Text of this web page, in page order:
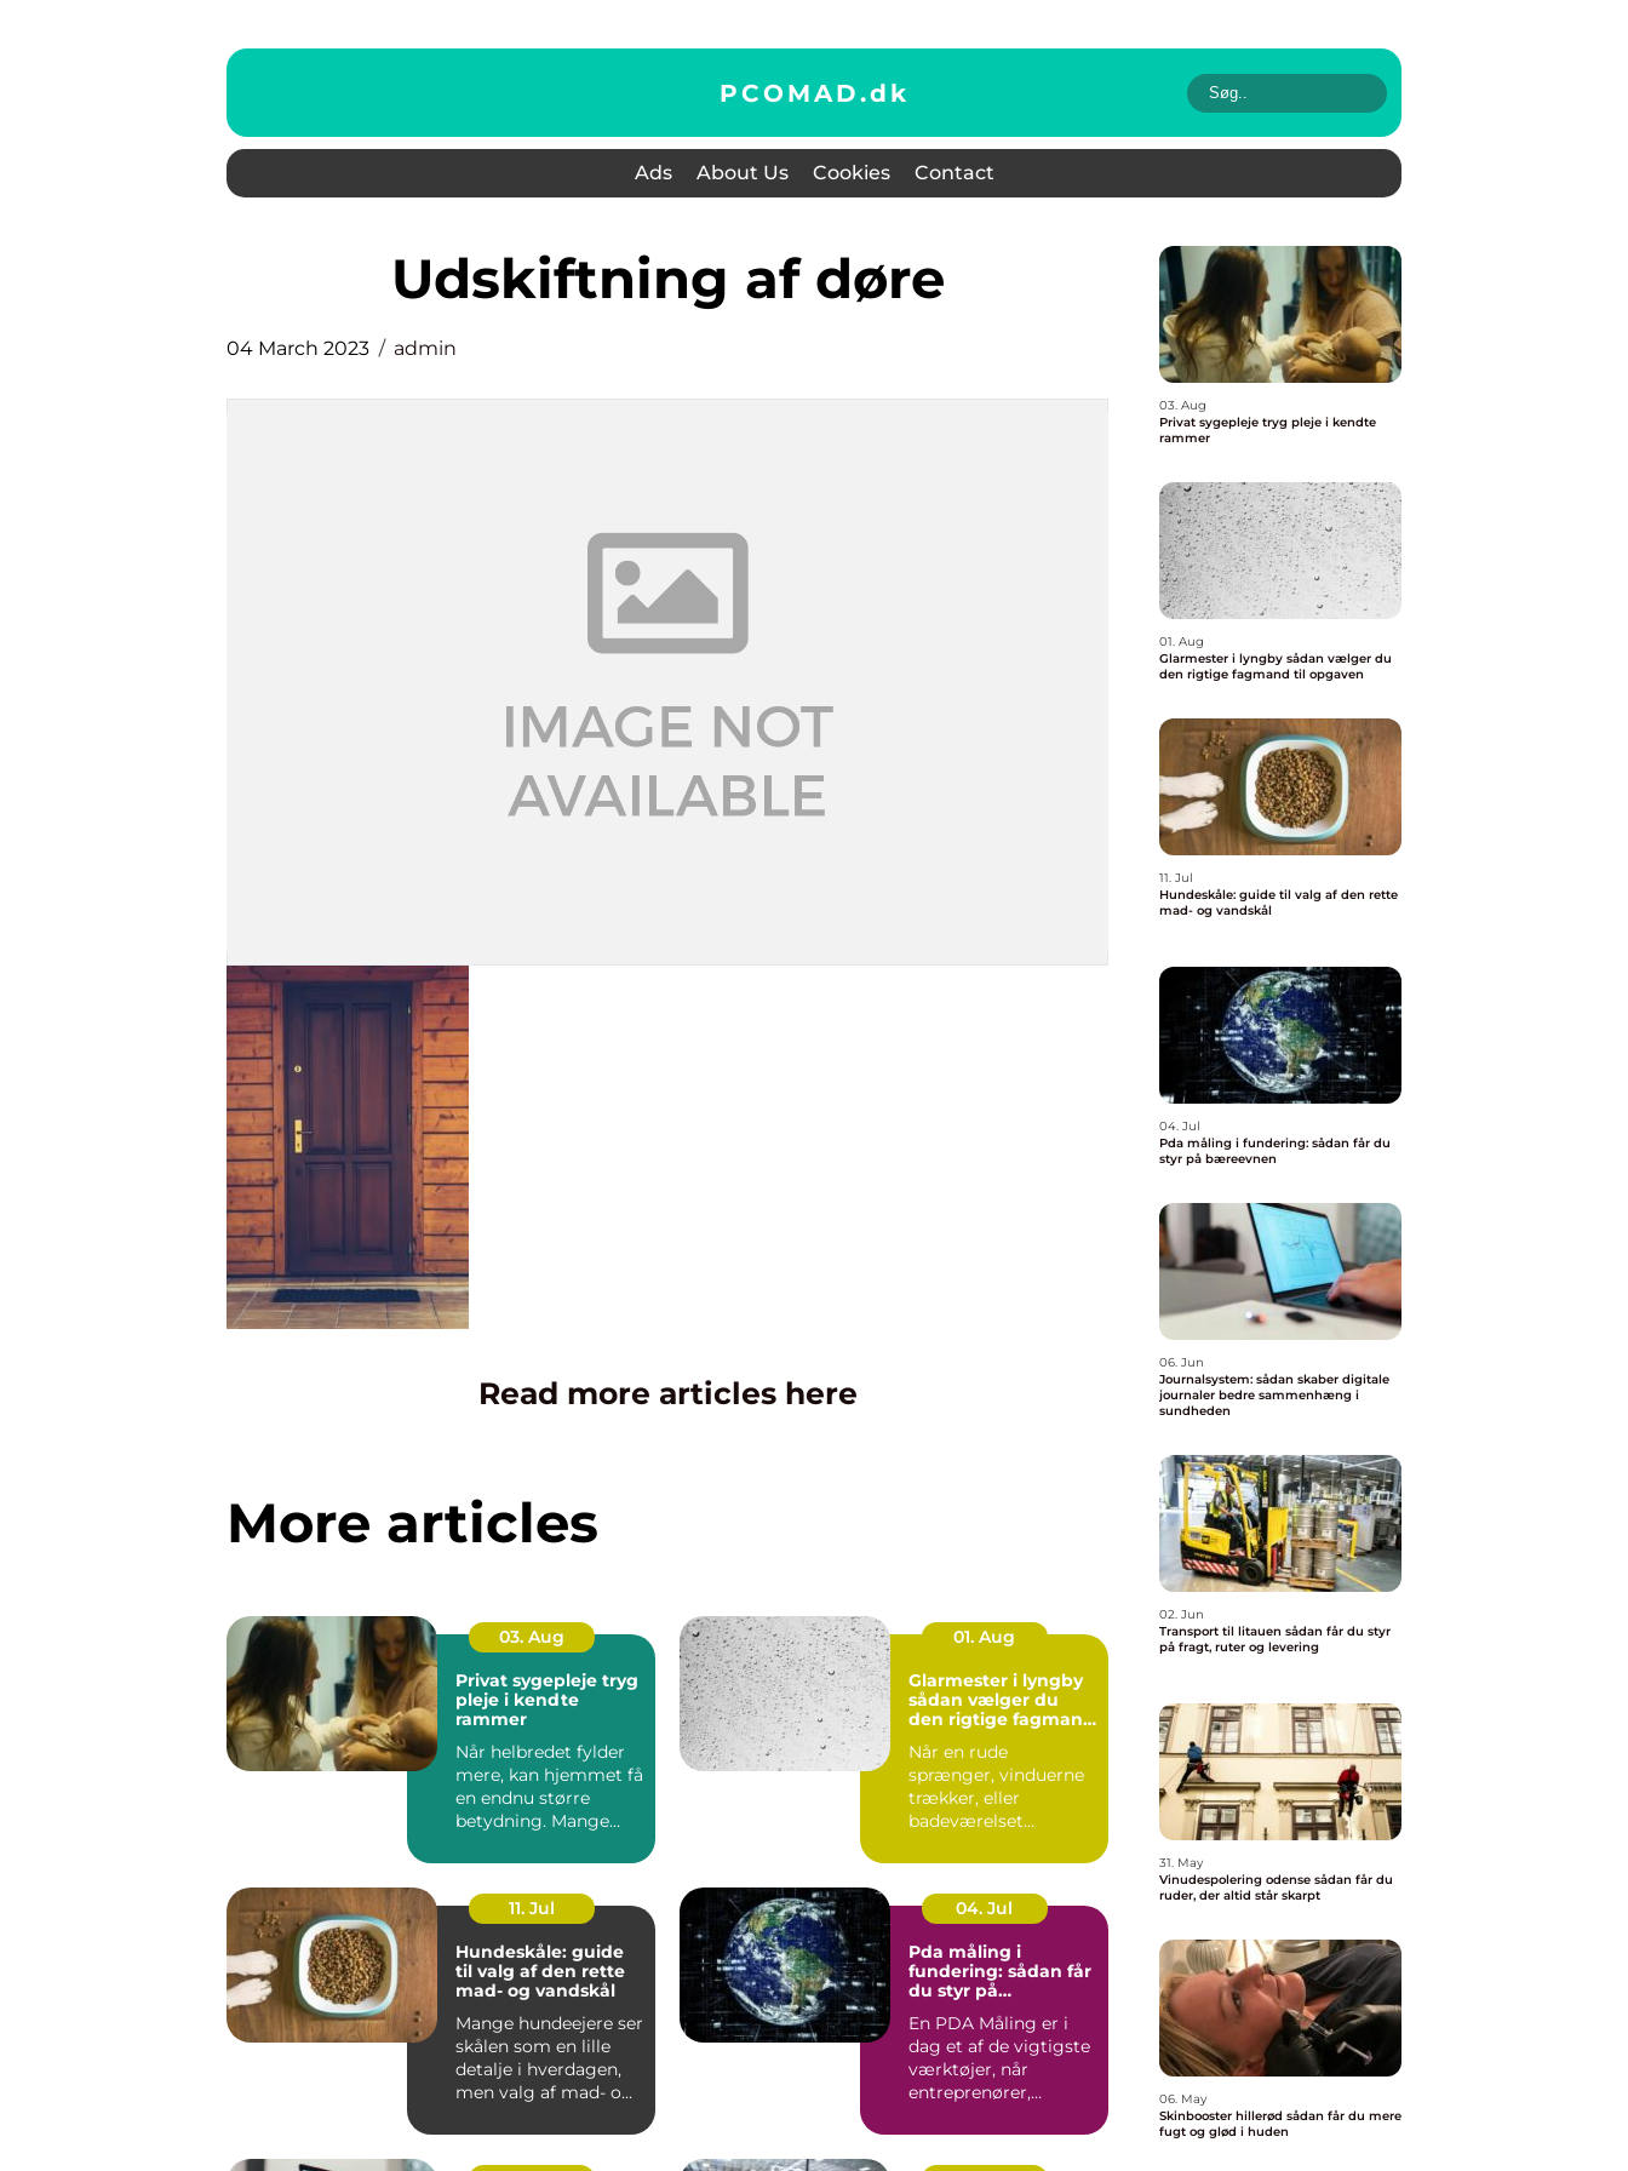
PCOMAD.dk
Ads About Us Cookies Contact
udskiftning af døre
04 March 2023 admin
Read more articles here
More articles
03. Aug
Privat sygepleje tryg
pleje i kendte
rammer
Når helbredet fylder
mere, kan hjemmet få
en endnu større
betydning. Mange
be...
01. Aug
Glarmester i lyngby
sådan vælger du
den rigtige fagmand
Når en rude
sprænger, vinduerne
trækker, eller
badeværelset
spejl, er en glarmest...
11. Jul
Hundeskåle: guide
til valg af den rette
mad- og vandskål
Mange hundeejere ser
skålen som en lille
detalje i hverdagen,
men valg af mad- og
04. Jul
Pda måling i
fundering: sådan får
du styr på
En PDA Måling er i
dag et af de vigtigste
værktøjer, når
entreprenører,
rådgivere vil d...
03. Aug
Privat sygepleje tryg pleje i kendte
rammer
01. Aug
Glarmester i lyngby sådan vælger du
den rigtige fagmand til opgaven
11. Jul
Hundeskåle: guide til valg af den rette
mad- og vandskål
04. Jul
Pda måling i fundering: sådan får du
styr på bæreevnen
06. Jun
Journalsystem: sådan skaber digitale
journaler bedre sammenhæng i
sundheden
02. Jun
Transport til litauen sådan får du styr
på fragt, ruter og levering
31. May
Vinudespolering odense sådan får du
ruder, der altid står skarpt
06. May
Skinbooster hillerød sådan får du mere
fugt og glød i huden